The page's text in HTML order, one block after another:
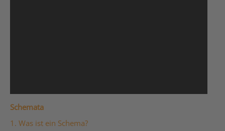
Schemata
1. Was ist ein Schema?